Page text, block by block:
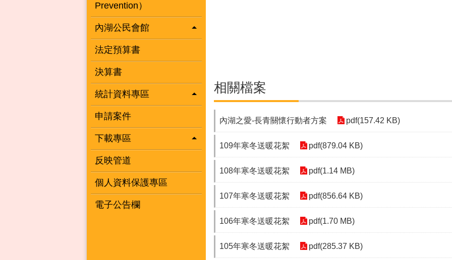
Prevention）
內湖公民會館
法定預算書
決算書
統計資料專區
申請案件
下載專區
反映管道
個人資料保護專區
電子公告欄
相關檔案
內湖之愛-長青關懷行動者方案 pdf(157.42 KB)
109年寒冬送暖花絮 pdf(879.04 KB)
108年寒冬送暖花絮 pdf(1.14 MB)
107年寒冬送暖花絮 pdf(856.64 KB)
106年寒冬送暖花絮 pdf(1.70 MB)
105年寒冬送暖花絮 pdf(285.37 KB)